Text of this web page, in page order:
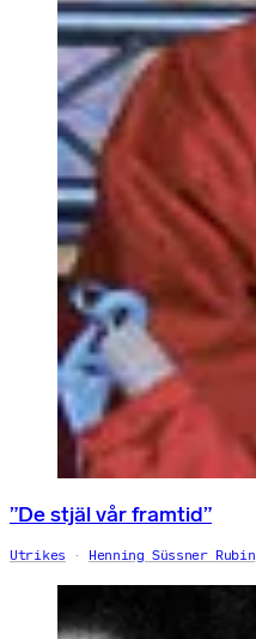
”De stjäl vår framtid”
Utrikes Henning Süssner Rubin